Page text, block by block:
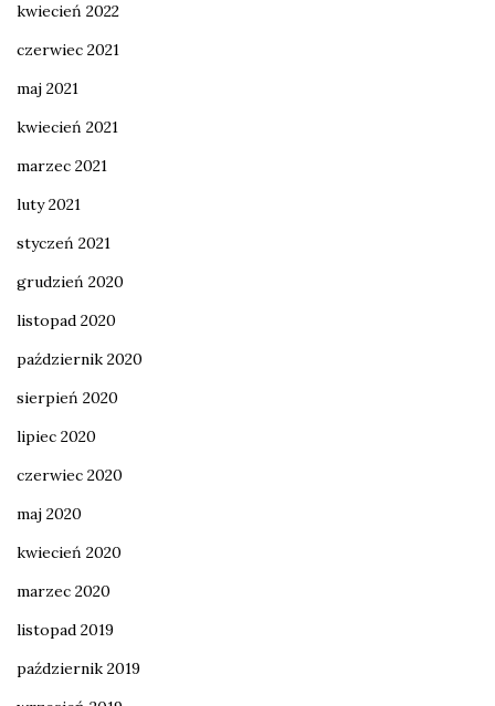
kwiecień 2022
czerwiec 2021
maj 2021
kwiecień 2021
marzec 2021
luty 2021
styczeń 2021
grudzień 2020
listopad 2020
październik 2020
sierpień 2020
lipiec 2020
czerwiec 2020
maj 2020
kwiecień 2020
marzec 2020
listopad 2019
październik 2019